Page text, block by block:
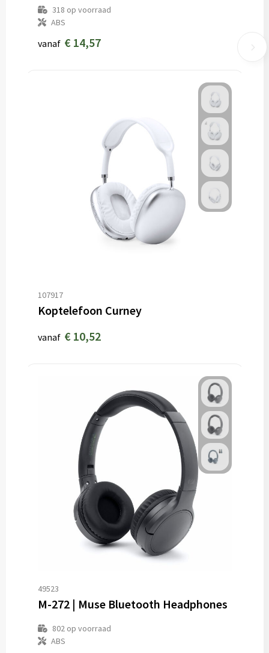
318 op voorraad
ABS
vanaf € 14,57
107917
Koptelefoon Curney
vanaf € 10,52
49523
M-272 | Muse Bluetooth Headphones
802op voorraad
ABS